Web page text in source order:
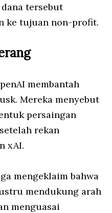
tersebut
ke tujuan non-profit.
membantah
Mereka menyebut
persaingan
rekan
xAI.
mengeklaim bahwa
mendukung arah
menguasai